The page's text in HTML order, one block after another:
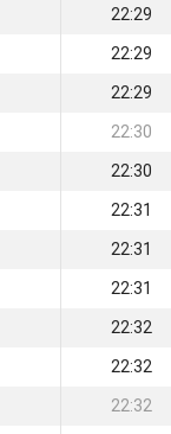
22:29
22:29
22:29
22:30
22:30
22:31
22:31
22:31
22:32
22:32
22:32